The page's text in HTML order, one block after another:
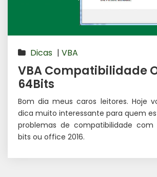
Dicas | VBA
VBA Compatibilidade
64Bits
Bom dia meus caros leitores. Hoje
dica muito interessante para quem
problemas de compatibilidade com
bits ou office 2016.